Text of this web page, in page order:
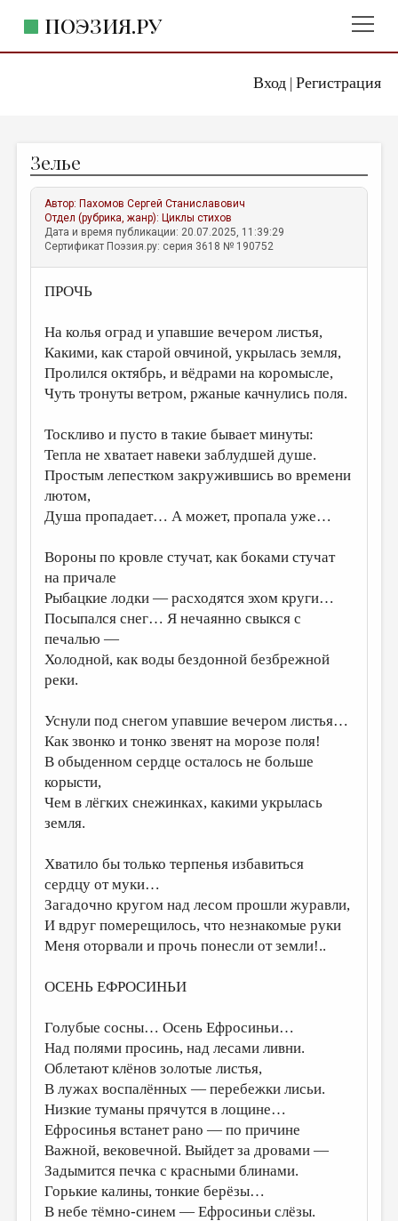
Вход| Регистрация
ПОЭЗИЯ.РУ
ЖАНРЫ
АВТОРЫ
КОММЕНТАРИИ
ЛИТСАЛОН
НОВОСТИ
ПРАВИЛА САЙТА
ОТДЕЛЫ И РУБРИКИ
ИЗБРАННОЕ
ПРОИЗВЕДЕНИЯ
ПЕРЕВОДЫ
КОНКУРСЫ
ДЕТСКАЯ КОМНАТА
КНИЖНАЯ ПОЛКА
ОБЗОР ЛИТЕРАТУРЫ
СТРАНИЦЫ ПАМЯТИ
ОБЪЯВЛЕНИЯ
РЕДКОЛЛЕГИЯ
ОТ РЕДАКЦИИ
МАЛАЯ ПРОЗА
ЭССЕИСТИКА
ЛИТЕРАТУРОВЕДЕНИЕ
КУЛЬТУРОВЕДЕНИЕ
ПУБЛИЦИСТИКА
РЕЦЕНЗИРОВАНИЕ
ЦИКЛЫ ПУБЛИКАЦИЙ
ТРЕДИАКОВСКИЙ
МЕДИА
ВКОНТАКТЕ
Зелье
Автор: Пахомов Сергей Станиславович
Отдел (рубрика, жанр): Циклы стихов
Дата и время публикации: 20.07.2025, 11:39:29
Сертификат Поэзия.ру: серия 3618 № 190752
ПРОЧЬ
На колья оград и упавшие вечером листья,
Какими, как старой овчиной, укрылась земля,
Пролился октябрь, и вёдрами на коромысле,
Чуть тронуты ветром, ржаные качнулись поля.
Тоскливо и пусто в такие бывает минуты:
Тепла не хватает навеки заблудшей душе.
Простым лепестком закружившись во времени
лютом,
Душа пропадает… А может, пропала уже…
Вороны по кровле стучат, как боками стучат
на причале
Рыбацкие лодки — расходятся эхом круги…
Посыпался снег… Я нечаянно свыкся с
печалью —
Холодной, как воды бездонной безбрежной
реки.
Уснули под снегом упавшие вечером листья…
Как звонко и тонко звенят на морозе поля!
В обыденном сердце осталось не больше
корысти,
Чем в лёгких снежинках, какими укрылась
земля.
Хватило бы только терпенья избавиться
сердцу от муки…
Загадочно кругом над лесом прошли журавли,
И вдруг померещилось, что незнакомые руки
Меня оторвали и прочь понесли от земли!..
ОСЕНЬ ЕФРОСИНЬИ
Голубые сосны… Осень Ефросиньи…
Над полями просинь, над лесами ливни.
Облетают клёнов золотые листья,
В лужах воспалённых — перебежки лисьи.
Низкие туманы прячутся в лощине…
Ефросинья встанет рано — по причине
Важной, вековечной. Выйдет за дровами —
Задымится печка с красными блинами.
Горькие калины, тонкие берёзы…
В небе тёмно-синем — Ефросиньи слёзы.